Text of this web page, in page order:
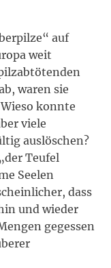
auf
weit
waren sie
konnte
viele
auslöschen?
Teufel
Seelen
dass
und wieder
gegessen